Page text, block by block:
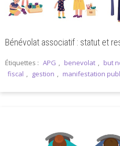
Bénévolat associatif : statut et
Étiquettes : APG , benevolat , but
fiscal , gestion , manifestation